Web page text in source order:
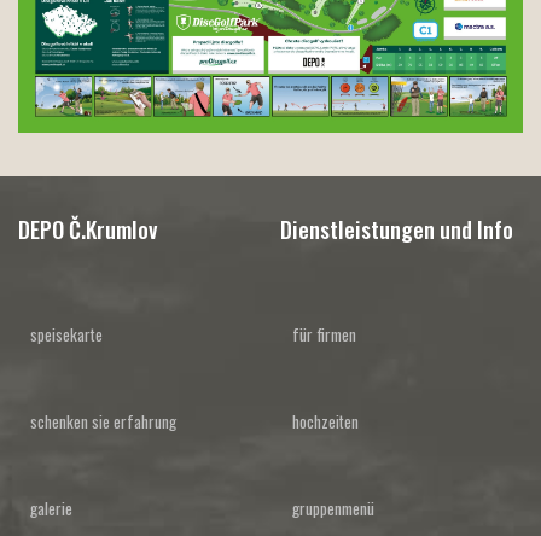
DEPO Č.Krumlov
speisekarte
schenken sie erfahrung
galerie
Dienstleistungen und Info
für firmen
hochzeiten
gruppenmenü